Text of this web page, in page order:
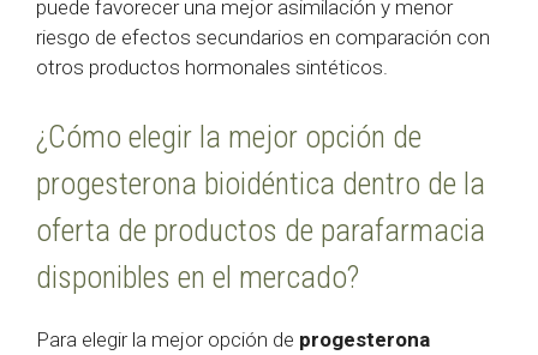
puede favorecer una mejor asimilación y menor
riesgo de efectos secundarios en comparación con
otros productos hormonales sintéticos.
¿Cómo elegir la mejor opción de
progesterona bioidéntica dentro de la
oferta de productos de parafarmacia
disponibles en el mercado?
Para elegir la mejor opción de progesterona